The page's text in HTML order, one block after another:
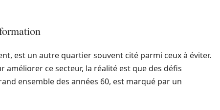
est un autre quartier souvent cité parmi ceux à éviter.
ce secteur, la réalité est que des défis
ensemble des années 60, est marqué par un